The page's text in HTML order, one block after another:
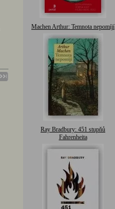
Machen Arthur: Temnota nepomíjí
Ray Bradbury: 451 stupňů
Fahrenheita